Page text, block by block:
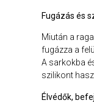
Fugázás és
Miután a
fugázza a
A sarkokba
szilikont
Élvédők,